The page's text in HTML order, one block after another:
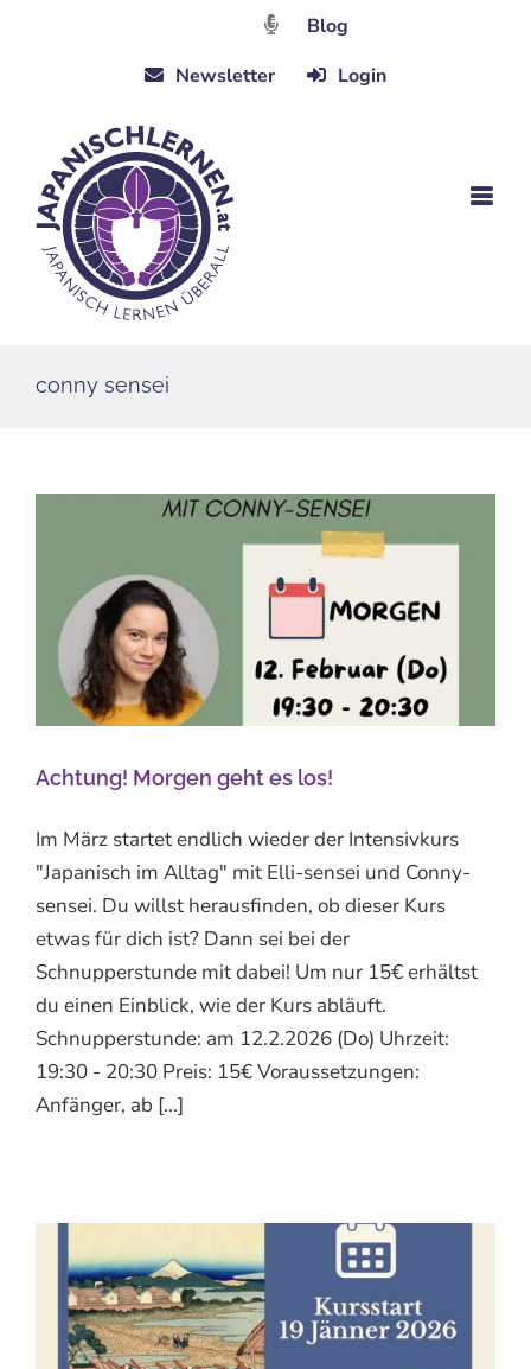
Blog
Newsletter
Login
conny sensei
Achtung! Morgen geht es los!
Im März startet endlich wieder der Intensivkurs
"Japanisch im Alltag" mit Elli-sensei und Conny-
sensei. Du willst herausfinden, ob dieser Kurs
etwas für dich ist? Dann sei bei der
Schnupperstunde mit dabei! Um nur 15€ erhältst
du einen Einblick, wie der Kurs abläuft.
Schnupperstunde: am 12.2.2026 (Do) Uhrzeit:
19:30 - 20:30 Preis: 15€ Voraussetzungen:
Anfänger, ab [...]